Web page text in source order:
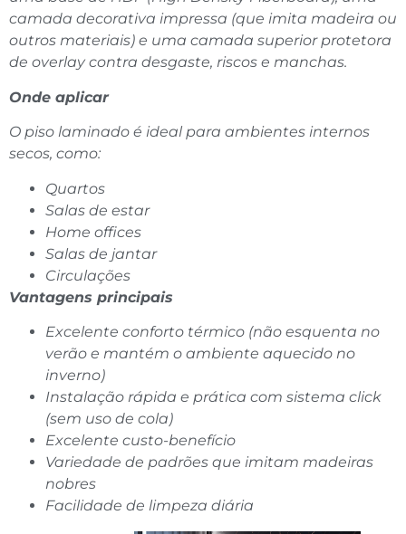
camada decorativa impressa (que imita madeira ou
outros materiais) e uma camada superior protetora
de overlay contra desgaste, riscos e manchas.
Onde aplicar
O piso laminado é ideal para ambientes internos
secos, como:
Quartos
Salas de estar
Home offices
Salas de jantar
Circulações
Vantagens principais
Excelente conforto térmico (não esquenta no
verão e mantém o ambiente aquecido no
inverno)
Instalação rápida e prática com sistema click
(sem uso de cola)
Excelente custo-benefício
Variedade de padrões que imitam madeiras
nobres
Facilidade de limpeza diária